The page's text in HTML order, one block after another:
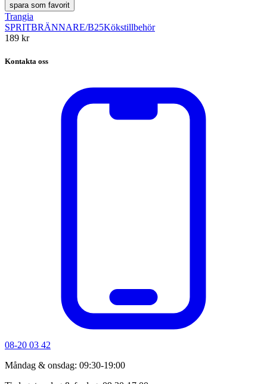
spara som favorit
Trangia
SPRITBRÄNNARE/B25Kökstillbehör
189 kr
Kontakta oss
08-20 03 42
Måndag & onsdag: 09:30-19:00